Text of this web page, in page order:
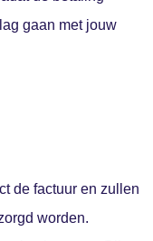
gaan met jouw
de factuur en zullen
worden.